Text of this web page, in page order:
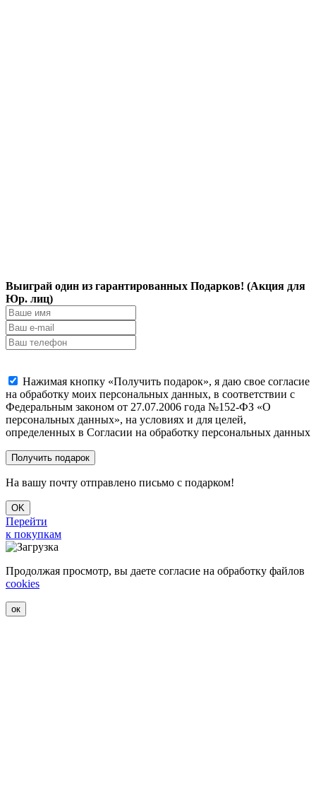
Выиграй один из гарантированных Подарков! (Акция для
Юр. лиц)
Нажимая кнопку «Получить подарок», я даю свое согласие
на обработку моих персональных данных, в соответствии с
Федеральным законом от 27.07.2006 года №152-ФЗ «О
персональных данных», на условиях и для целей,
определенных в Согласии на обработку персональных данных
На вашу почту отправлено письмо с подарком!
OK
Перейти
к покупкам
Продолжая просмотр, вы даете согласие на обработку файлов
cookies
ок